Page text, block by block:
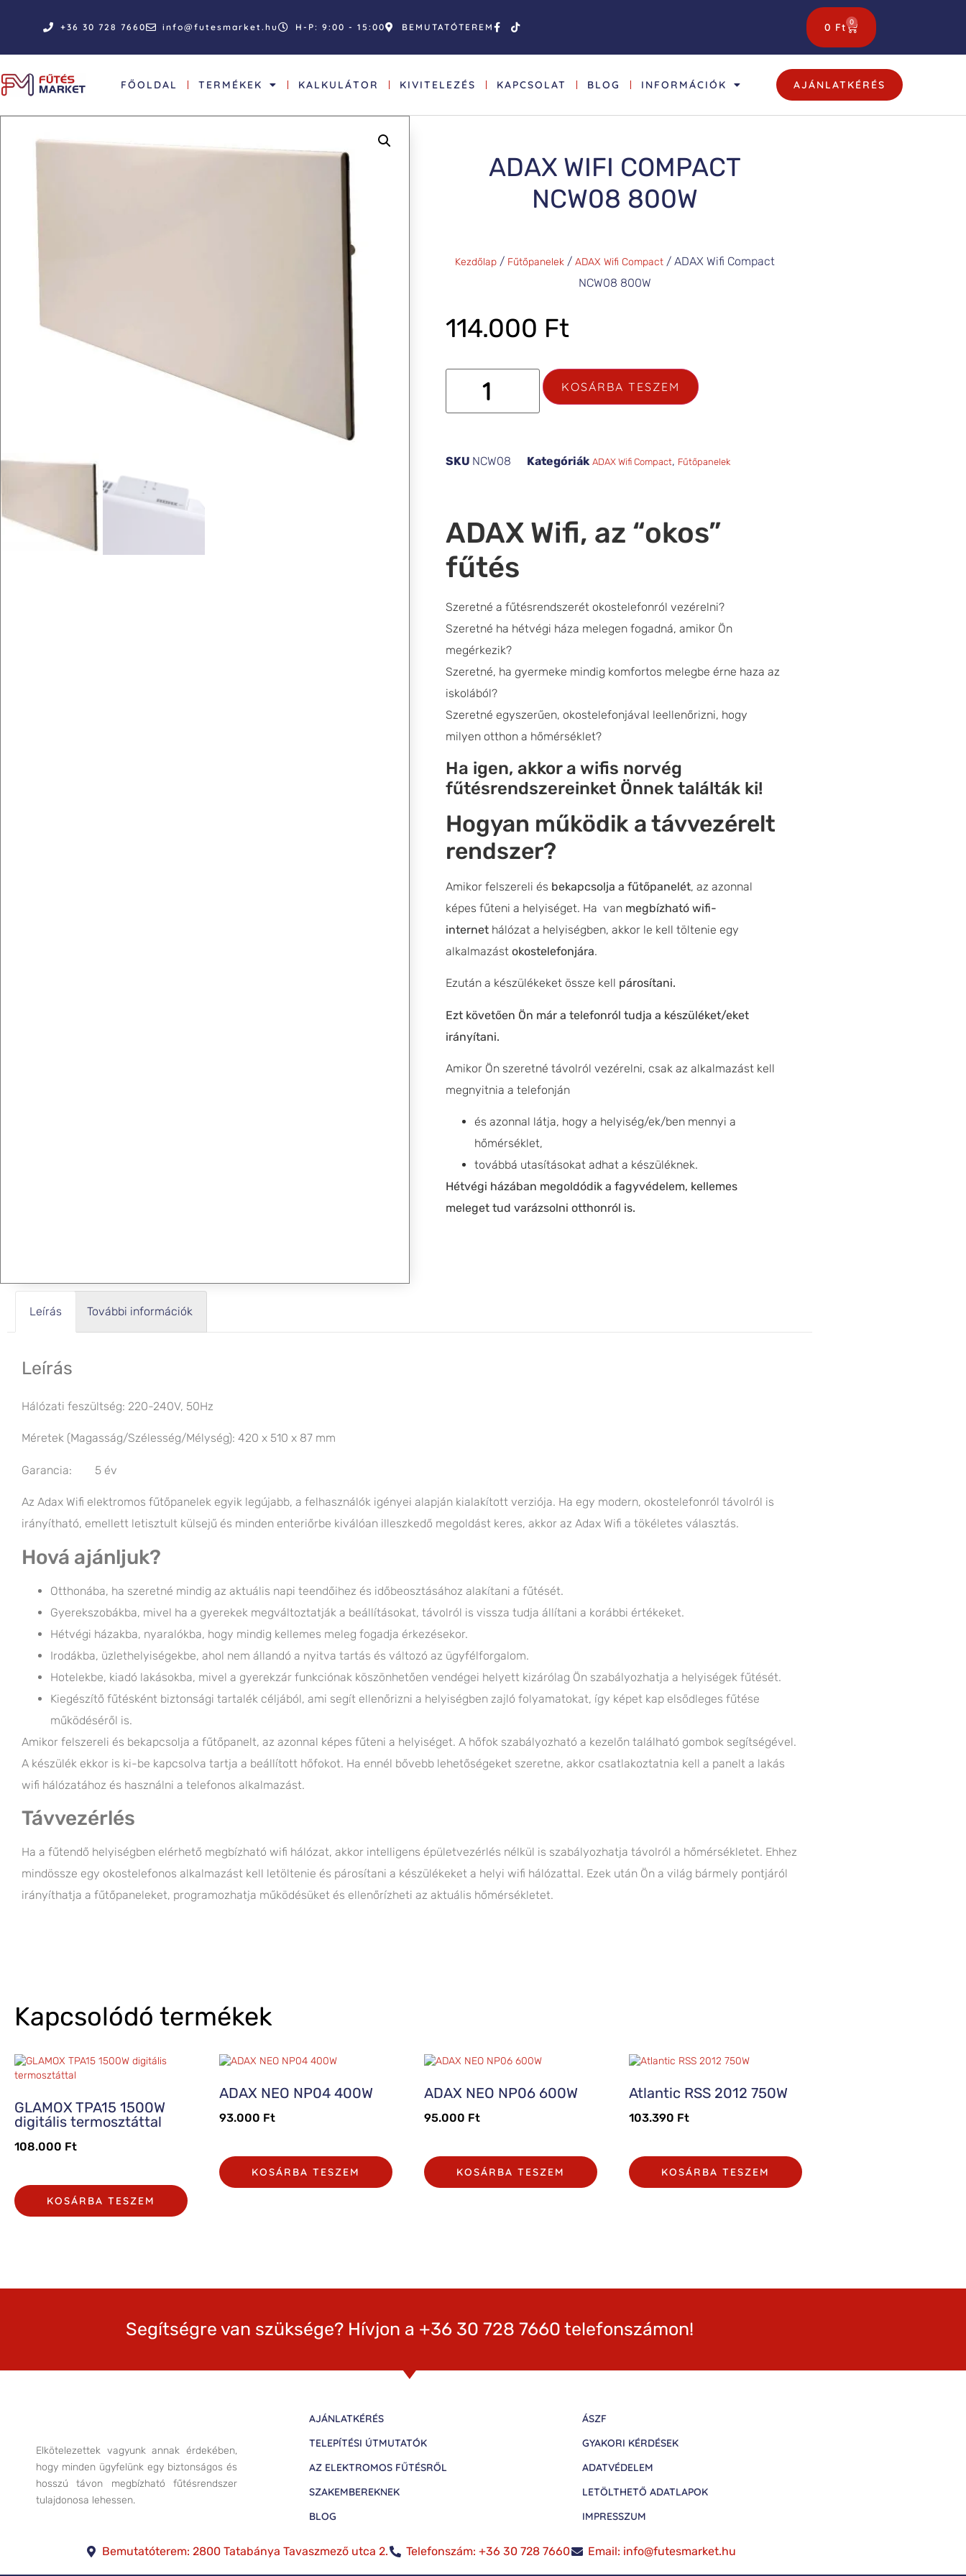
+36 30 728 7660 info@futesmarket.hu H-P: 9:00 - 15:00 BEMUTATÓTEREM 0 Ft 0
FŐOLDAL TERMÉKEK KALKULÁTOR KIVITELEZÉS KAPCSOLAT BLOG INFORMÁCIÓK AJÁNLATKÉRÉS
ADAX WIFI COMPACT
NCW08 800W
Kezdőlap/ Fűtőpanelek/ ADAX Wifi Compact/ ADAX Wifi Compact
NCW08 800W
114.000 Ft
KOSÁRBA TESZEM
SKU NCW08 Kategóriák ADAX Wifi Compact, Fűtőpanelek
ADAX Wifi, az “okos”
fűtés
Szeretné a fűtésrendszerét okostelefonról vezérelni?
Szeretné ha hétvégi háza melegen fogadná, amikor Ön
megérkezik?
Szeretné, ha gyermeke mindig komfortos melegbe érne haza az
iskolából?
Szeretné egyszerűen, okostelefonjával leellenőrizni, hogy
milyen otthon a hőmérséklet?
Ha igen, akkor a wifis norvég
fűtésrendszereinket Önnek találták ki!
Hogyan működik a távvezérelt
rendszer?
Amikor felszereli és bekapcsolja a fűtőpanelét, az azonnal
képes fűteni a helyiséget. Ha van megbízható wifi-
internet hálózat a helyiségben, akkor le kell töltenie egy
alkalmazást okostelefonjára.
Ezután a készülékeket össze kell párosítani.
Ezt követően Ön már a telefonról tudja a készüléket/eket
irányítani.
Amikor Ön szeretné távolról vezérelni, csak az alkalmazást kell
megnyitnia a telefonján
és azonnal látja, hogy a helyiség/ek/ben mennyi a
hőmérséklet,
továbbá utasításokat adhat a készüléknek.
Hétvégi házában megoldódik a fagyvédelem, kellemes
meleget tud varázsolni otthonról is.
Leírás További információk
Leírás
Hálózati feszültség: 220-240V, 50Hz
Méretek (Magasság/Szélesség/Mélység): 420 x 510 x 87 mm
Garancia: 5 év
Az Adax Wifi elektromos fűtőpanelek egyik legújabb, a felhasználók igényei alapján kialakított verziója. Ha egy modern, okostelefonról távolról is
irányítható, emellett letisztult külsejű és minden enteriőrbe kiválóan illeszkedő megoldást keres, akkor az Adax Wifi a tökéletes választás.
Hová ajánljuk?
Otthonába, ha szeretné mindig az aktuális napi teendőihez és időbeosztásához alakítani a fűtését.
Gyerekszobákba, mivel ha a gyerekek megváltoztatják a beállításokat, távolról is vissza tudja állítani a korábbi értékeket.
Hétvégi házakba, nyaralókba, hogy mindig kellemes meleg fogadja érkezésekor.
Irodákba, üzlethelyiségekbe, ahol nem állandó a nyitva tartás és változó az ügyfélforgalom.
Hotelekbe, kiadó lakásokba, mivel a gyerekzár funkciónak köszönhetően vendégei helyett kizárólag Ön szabályozhatja a helyiségek fűtését.
Kiegészítő fűtésként biztonsági tartalék céljából, ami segít ellenőrizni a helyiségben zajló folyamatokat, így képet kap elsődleges fűtése
működéséről is.
Amikor felszereli és bekapcsolja a fűtőpanelt, az azonnal képes fűteni a helyiséget. A hőfok szabályozható a kezelőn található gombok segítségével.
A készülék ekkor is ki-be kapcsolva tartja a beállított hőfokot. Ha ennél bővebb lehetőségeket szeretne, akkor csatlakoztatnia kell a panelt a lakás
wifi hálózatához és használni a telefonos alkalmazást.
Távvezérlés
Ha a fűtendő helyiségben elérhető megbízható wifi hálózat, akkor intelligens épületvezérlés nélkül is szabályozhatja távolról a hőmérsékletet. Ehhez
mindössze egy okostelefonos alkalmazást kell letöltenie és párosítani a készülékeket a helyi wifi hálózattal. Ezek után Ön a világ bármely pontjáról
irányíthatja a fűtőpaneleket, programozhatja működésüket és ellenőrízheti az aktuális hőmérsékletet.
Kapcsolódó termékek
GLAMOX TPA15 1500W
digitális termosztáttal
108.000 Ft
KOSÁRBA TESZEM
ADAX NEO NP04 400W
93.000 Ft
KOSÁRBA TESZEM
ADAX NEO NP06 600W
95.000 Ft
KOSÁRBA TESZEM
Atlantic RSS 2012 750W
103.390 Ft
KOSÁRBA TESZEM
Segítségre van szüksége? Hívjon a +36 30 728 7660 telefonszámon!
Elkötelezettek vagyunk annak érdekében,
hogy minden ügyfelünk egy biztonságos és
hosszú távon megbízható fűtésrendszer
tulajdonosa lehessen.
AJÁNLATKÉRÉS
TELEPÍTÉSI ÚTMUTATÓK
AZ ELEKTROMOS FŰTÉSRŐL
SZAKEMBEREKNEK
BLOG
ÁSZF
GYAKORI KÉRDÉSEK
ADATVÉDELEM
LETÖLTHETŐ ADATLAPOK
IMPRESSZUM
Bemutatóterem: 2800 Tatabánya Tavaszmező utca 2. Telefonszám: +36 30 728 7660 Email: info@futesmarket.hu